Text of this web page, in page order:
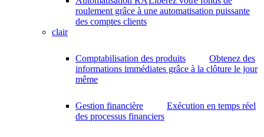
roulement grâce à une automatisation puissante
des comptes clients
clair
Comptabilisation des produits
Obtenez des
informations immédiates grâce à la clôture le jour
même
Gestion financière
Exécution en temps réel
des processus financiers